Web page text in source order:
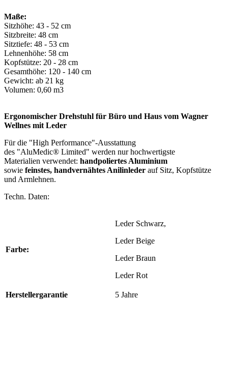
Maße:
Sitzhöhe: 43 - 52 cm
Sitzbreite: 48 cm
Sitztiefe: 48 - 53 cm
Lehnenhöhe: 58 cm
Kopfstütze: 20 - 28 cm
Gesamthöhe: 120 - 140 cm
Gewicht: ab 21 kg
Volumen: 0,60 m3
Ergonomischer Drehstuhl für Büro und Haus vom Wagner
Wellnes mit Leder
Für die "High Performance"-Ausstattung
des "AluMedic® Limited" werden nur hochwertigste
Materialien verwendet: handpoliertes Aluminium
sowie feinstes, handvernähtes Anilinleder auf Sitz, Kopfstütze
und Armlehnen.
Techn. Daten:
Farbe:
Leder Schwarz,
Leder Beige
Leder Braun
Leder Rot
Herstellergarantie 5 Jahre